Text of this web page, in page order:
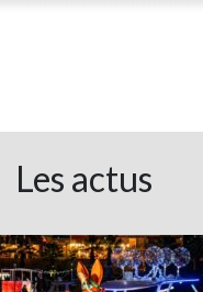
Les actus